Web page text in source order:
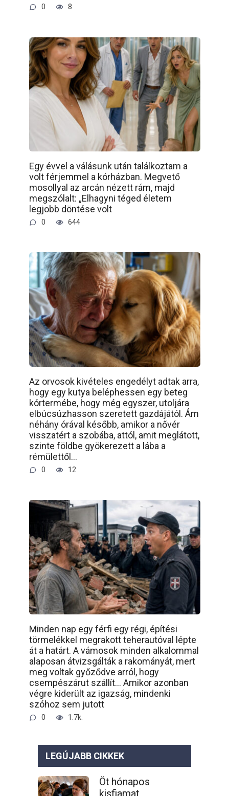
0 8
Egy évvel a válásunk után találkoztam a
volt férjemmel a kórházban. Megvető
mosollyal az arcán nézett rám, majd
megszólalt: „Elhagyni téged életem
legjobb döntése volt
0 644
Az orvosok kivételes engedélyt adtak arra,
hogy egy kutya beléphessen egy beteg
kórtermébe, hogy még egyszer, utoljára
elbúcsúzhasson szeretett gazdájától. Ám
néhány órával később, amikor a nővér
visszatért a szobába, attól, amit meglátott,
szinte földbe gyökerezett a lába a
rémülettől…
0 12
Minden nap egy férfi egy régi, építési
törmelékkel megrakott teherautóval lépte
át a határt. A vámosok minden alkalommal
alaposan átvizsgálták a rakományát, mert
meg voltak győződve arról, hogy
csempészárut szállít… Amikor azonban
végre kiderült az igazság, mindenki
szóhoz sem jutott
0 1.7k.
LEGÚJABB CIKKEK
Öt hónapos